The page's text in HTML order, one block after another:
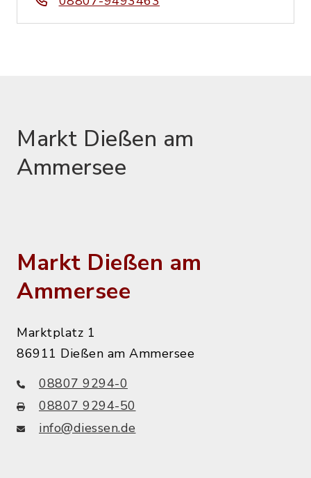
Markt Dießen am
Ammersee
Markt Dießen am
Ammersee
Marktplatz 1
86911 Dießen am Ammersee
08807 9294-0
08807 9294-50
info@diessen.de